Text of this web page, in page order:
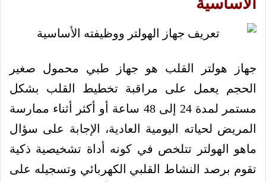
جهاز هولتر القلب هو جهاز طبي محمول صغير
الحجم يعمل على مراقبة تخطيط القلب بشكل
مستمر لمدة 24 إلى 48 ساعة أو أكثر أثناء ممارسة
المريض لحياته اليومية العادية، الإجابة على سؤال
ماهو الهولتر تتلخص في كونه أداة تشخيصية ذكية
تقوم برصد النشاط القلبي الكهربائي وتسجيله على